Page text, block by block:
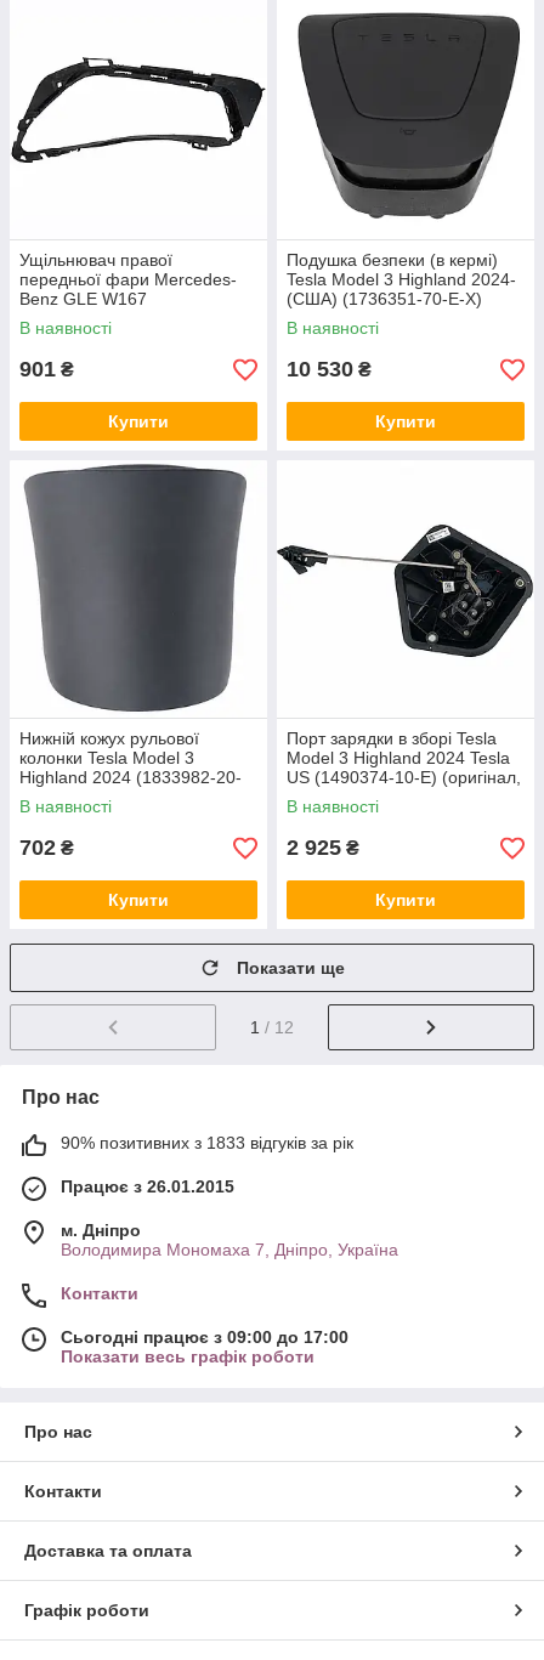
Ущільнювач правої
передньої фари Mercedes-
Benz GLE W167
(A1678260600) (оригінал, б/у)
В наявності
901 ₴
Купити
Подушка безпеки (в кермі)
Tesla Model 3 Highland 2024-
(США) (1736351-70-E-Х)
(ОРИГІНАЛ)
В наявності
10 530 ₴
Купити
Нижній кожух рульової
колонки Tesla Model 3
Highland 2024 (1833982-20-
С/1714970-20-С)(оригінал, б/
в)
В наявності
702 ₴
Купити
Порт зарядки в зборі Tesla
Model 3 Highland 2024 Tesla
US (1490374-10-E) (оригінал,
б/в)
В наявності
2 925 ₴
Купити
Показати ще
1 / 12
Про нас
90% позитивних з 1833 відгуків за рік
Працює з 26.01.2015
м. Дніпро
Володимира Мономаха 7, Дніпро, Україна
Контакти
Сьогодні працює з 09:00 до 17:00
Показати весь графік роботи
Про нас
Контакти
Доставка та оплата
Графік роботи